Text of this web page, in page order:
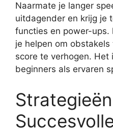
Naarmate je langer
uitdagender en krijg je
functies en power-ups.
je helpen om
score te verhogen. Het
beginners als ervaren